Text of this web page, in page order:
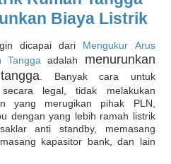
Biaya Listrik
dicapai dari Mengukur Arus
Tangga adalah menurunkan
. Banyak cara untuk
legal, tidak melakukan
yang merugikan pihak PLN,
dengan yang lebih ramah listrik
anti standby, memasang
kapasitor bank, dan lain